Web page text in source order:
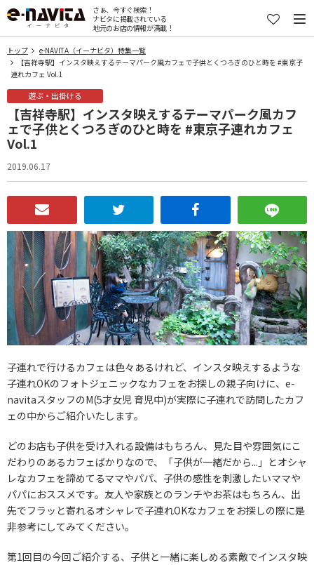
さぁ、今すぐ検索！
ナビタに掲載されている
地元のお店の情報が満載！
トップ
e-NAVITA（イーナビタ）特集一覧
【吉祥寺駅】インスタ映えするテーマパーク風カフェで子供とくつろぎのひと時を #東京子
連れカフェ Vol.1
遊ぶ・出掛ける
【吉祥寺駅】インスタ映えするテーマパーク風カフ
ェで子供とくつろぎのひと時を #東京子連れカフェ
Vol.1
2019.06.17
子連れで行けるカフェは色々あるけれど、インスタ映えするような
子連れOKのフォトジェニックなカフェをお探しの親子向けに、e-
navitaスタッフのM(5才女児 育児中)が実際に子連れで訪問したカフ
ェの中からご紹介いたします。
どのお店も子供を受け入れる設備はもちろん、見た目や雰囲気にこ
だわりのあるカフェばかりなので、「子供が一緒だから...」とオシャ
レなカフェを諦めてるママやパパ、子供の感性を刺激したいママや
パパにおススメです。友人や家族とのランチやお茶はもちろん、出
先でフラッと寄れるオシャレで子連れOKなカフェをお探しの際に是
非参考にしてみてください。
第1回目の今回ご紹介する、子供と一緒に楽しめる素敵でインスタ映